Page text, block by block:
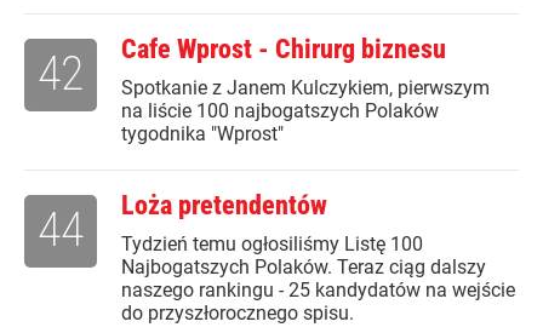
Cafe Wprost - Chirurg biznesu
Spotkanie z Janem Kulczykiem, pierwszym
na liście 100 najbogatszych Polaków
tygodnika "Wprost"
42
Loża pretendentów
Tydzień temu ogłosiliśmy Listę 100
Najbogatszych Polaków. Teraz ciąg dalszy
naszego rankingu - 25 kandydatów na wejście
do przyszłorocznego spisu.
44